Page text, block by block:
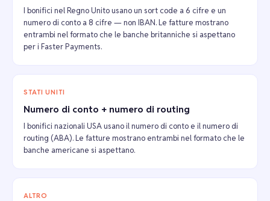
I bonifici nel Regno Unito usano un sort code a 6 cifre e un
numero di conto a 8 cifre — non IBAN. Le fatture mostrano
entrambi nel formato che le banche britanniche si aspettano
per i Faster Payments.
STATI UNITI
Numero di conto + numero di routing
I bonifici nazionali USA usano il numero di conto e il numero di
routing (ABA). Le fatture mostrano entrambi nel formato che le
banche americane si aspettano.
ALTRO